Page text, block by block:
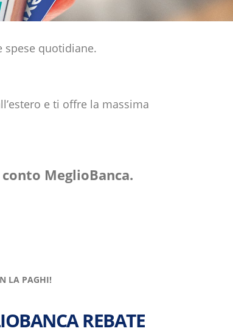
spese quotidiane.
e ti offre la massima
MeglioBanca.
LA PAGHI!
REBATE